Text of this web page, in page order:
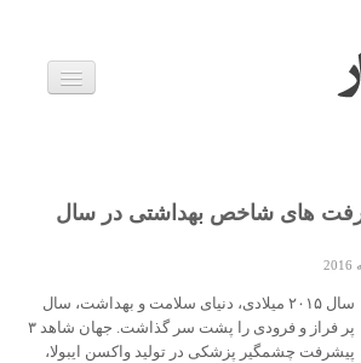
زندگی سالم
خانواده و بارداری
های شاخص بهداشتی در سال
سال ۲۰۱۵ میلادی، دنیای سلامت و بهداشت، سال
پر فراز و فرودی را پشت سر گذاشت. جهان شاهد ۳
پیشرفت چشمگیر پزشکی در تولید واکسن ایبولا،